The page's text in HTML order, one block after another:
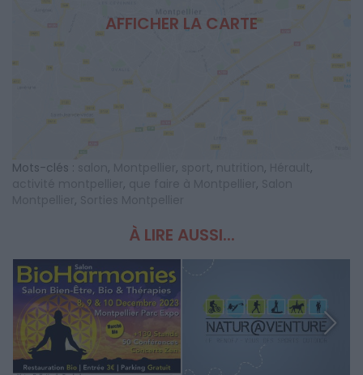
AFFICHER LA CARTE
Mots-clés : , , , ,
,
, ,
,
À LIRE AUSSI...